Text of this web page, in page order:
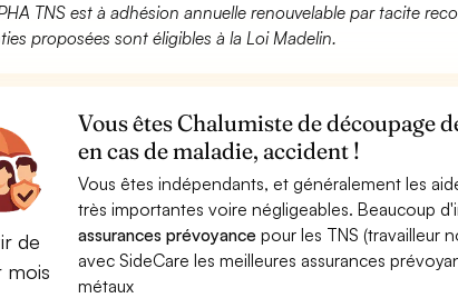
TNS est à adhésion annuelle renouvelable par tacite
proposées sont éligibles à la Loi Madelin.
de
mois
Vous êtes Chalumiste de découpage
en cas de maladie, accident !
Vous êtes indépendants, et généralement les
très importantes voire négligeables. Beaucoup
assurances prévoyancepour les TNS (travailleur
avec SideCare les meilleures assurances
métaux